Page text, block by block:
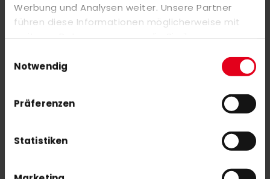
Werbung und Analysen weiter. Unsere Partner
führen diese Informationen möglicherweise mit
weiteren Daten zusammen, die Sie ihnen
Nutzung der Dienste gesammelt haben.
Notwendig
Präferenzen
Statistiken
Check items to add to the cart orselect all
adidas Estro .20 LE 26/27 WorldCup